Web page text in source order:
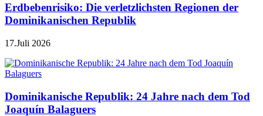
Erdbebenrisiko: Die verletzlichsten Regionen der
Dominikanischen Republik
17.Juli 2026
Dominikanische Republik: 24 Jahre nach dem Tod
Joaquín Balaguers